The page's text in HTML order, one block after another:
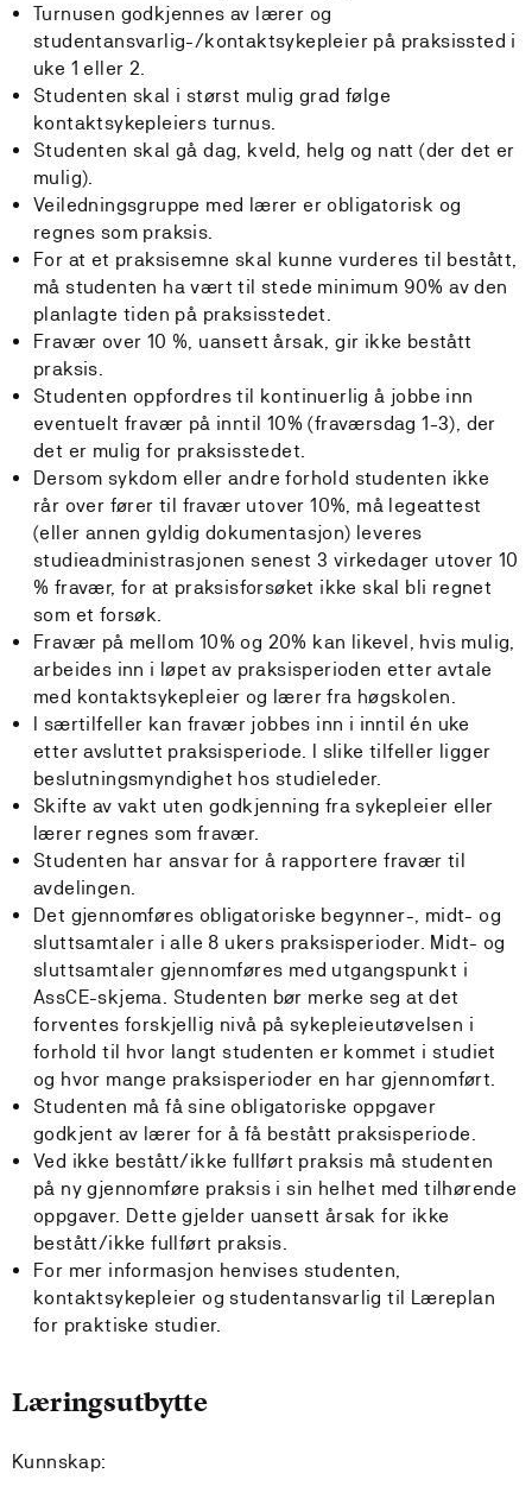
Turnusen godkjennes av lærer og
studentansvarlig-/kontaktsykepleier på praksissted i
uke 1 eller 2.
Studenten skal i størst mulig grad følge
kontaktsykepleiers turnus.
Studenten skal gå dag, kveld, helg og natt (der det er
mulig).
Veiledningsgruppe med lærer er obligatorisk og
regnes som praksis.
For at et praksisemne skal kunne vurderes til bestått,
må studenten ha vært til stede minimum 90% av den
planlagte tiden på praksisstedet.
Fravær over 10 %, uansett årsak, gir ikke bestått
praksis.
Studenten oppfordres til kontinuerlig å jobbe inn
eventuelt fravær på inntil 10% (fraværsdag 1-3), der
det er mulig for praksisstedet.
Dersom sykdom eller andre forhold studenten ikke
rår over fører til fravær utover 10%, må legeattest
(eller annen gyldig dokumentasjon) leveres
studieadministrasjonen senest 3 virkedager utover 10
% fravær, for at praksisforsøket ikke skal bli regnet
som et forsøk.
Fravær på mellom 10% og 20% kan likevel, hvis mulig,
arbeides inn i løpet av praksisperioden etter avtale
med kontaktsykepleier og lærer fra høgskolen.
I særtilfeller kan fravær jobbes inn i inntil én uke
etter avsluttet praksisperiode. I slike tilfeller ligger
beslutningsmyndighet hos studieleder.
Skifte av vakt uten godkjenning fra sykepleier eller
lærer regnes som fravær.
Studenten har ansvar for å rapportere fravær til
avdelingen.
Det gjennomføres obligatoriske begynner-, midt- og
sluttsamtaler i alle 8 ukers praksisperioder. Midt- og
sluttsamtaler gjennomføres med utgangspunkt i
AssCE-skjema. Studenten bør merke seg at det
forventes forskjellig nivå på sykepleieutøvelsen i
forhold til hvor langt studenten er kommet i studiet
og hvor mange praksisperioder en har gjennomført.
Studenten må få sine obligatoriske oppgaver
godkjent av lærer for å få bestått praksisperiode.
Ved ikke bestått/ikke fullført praksis må studenten
på ny gjennomføre praksis i sin helhet med tilhørende
oppgaver. Dette gjelder uansett årsak for ikke
bestått/ikke fullført praksis.
For mer informasjon henvises studenten,
kontaktsykepleier og studentansvarlig til Læreplan
for praktiske studier.
Læringsutbytte
Kunnskap: